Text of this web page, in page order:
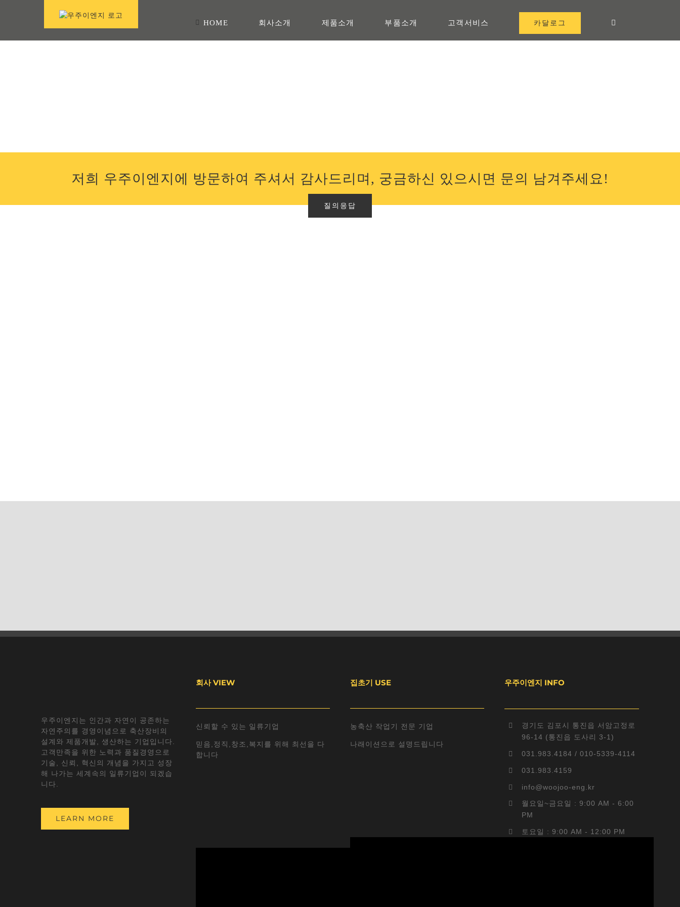
HOME 회사소개 제품소개 부품소개 고객서비스 카달로그
저희 우주이엔지에 방문하여 주셔서 감사드리며, 궁금하신 있으시면 문의 남겨주세요!
질의응답
우주이엔지는 인간과 자연이 공존하는
자연주의를 경영이념으로 축산장비의
설계와 제품개발, 생산하는 기업입니다.
고객만족을 위한 노력과 품질경영으로
기술, 신뢰, 혁신의 개념을 가지고 성장
해 나가는 세계속의 일류기업이 되겠습
니다.
LEARN MORE
회사 VIEW
신뢰할 수 있는 일류기업
믿음,정직,창조,복지를 위해 최선을 다
합니다
집초기 USE
농축산 작업기 전문 기업
나래이션으로 설명드립니다
우주이엔지 INFO
경기도 김포시 통진읍 서암고정로
96-14 (통진읍 도사리 3-1)
031.983.4184 / 010-5339-4114
031.983.4159
info@woojoo-eng.kr
월요일~금요일 : 9:00 AM - 6:00
PM
토요일 : 9:00 AM - 12:00 PM